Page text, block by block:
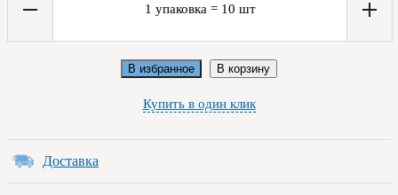
1 упаковка = 10 шт
В избранное В корзину
Купить в один клик
Доставка